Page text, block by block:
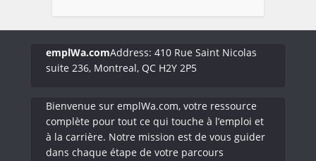
emplWa.comAddress: 410 Rue Saint Nicolas
suite 236, Montreal, QC H2Y 2P5
Bienvenue sur emplWa.com, votre ressource
complète pour tout ce qui touche à l’emploi et
à la carrière. Notre mission est de vous guider
dans chaque étape de votre parcours